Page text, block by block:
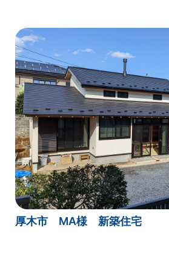
厚木市 MA様 新築住宅